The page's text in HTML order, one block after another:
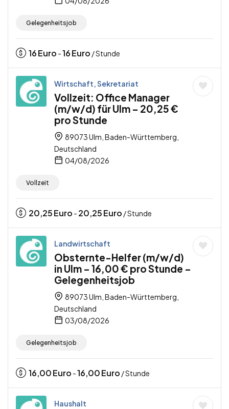
Gelegenheitsjob
16Euro -16Euro / Stunde
Wirtschaft, Sekretariat
Vollzeit: Office Manager
(m/w/d) für Ulm – 20,25 €
pro Stunde
89073 Ulm, Baden-Württemberg,
Deutschland
04/08/2026
Vollzeit
20,25Euro - 20,25Euro / Stunde
Landwirtschaft
Obsternte-Helfer (m/w/d)
in Ulm – 16,00 € pro Stunde –
Gelegenheitsjob
89073 Ulm, Baden-Württemberg,
Deutschland
03/08/2026
Gelegenheitsjob
16,00Euro -16,00Euro / Stunde
Haushalt